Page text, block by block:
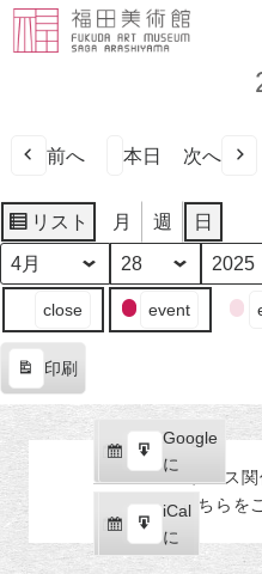
前へ 本日 次へ
リスト
表
示
月 週 日
ン
の
カ
テ
ゴ
close event
印刷
示
Google
で
購
読
iCal
で
購
読
Google
に
エ
ク
ス
ポ
iCal
に
エ
ク
プレス
こちらを